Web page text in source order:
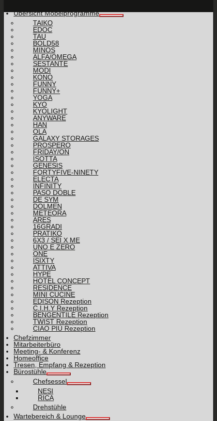
Übersicht Möbelprogramme
TAIKO
EDOC
TAU
BOLD58
MINOS
ALFA/OMEGA
SESTANTE
MODI
KONO
FUNNY
FUNNY+
YOGA
KYO
KYOLIGHT
ANYWARE
HAN
OLA
GALAXY STORAGES
PROSPERO
FRIDAY/ON
ISOTTA
GENESIS
FORTYFIVE-NINETY
ELECTA
INFINITY
PASO DOBLE
DE SYM
DOLMEN
METEORA
ARES
16GRADI
PRATIKO
6X3 / SEI X ME
UNO E ZERO
ONE
ISIXTY
ATTIVA
HYPE
HOTEL CONCEPT
RESIDENCE
MINI CUCINE
EDISON Rezeption
C.I.H.Y Rezeption
BENGENTILE Rezeption
TWIST Rezeption
CIAO PIÙ Rezeption
Chefzimmer
Mitarbeiterbüro
Meeting- & Konferenz
Homeoffice
Tresen, Empfang & Rezeption
Bürostühle
Chefsessel
NESI
RICA
Drehstühle
Wartebereich & Lounge